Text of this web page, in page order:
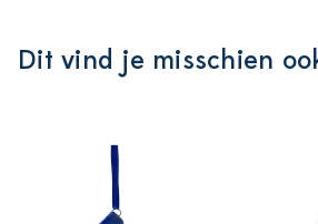
Dit vind je misschien